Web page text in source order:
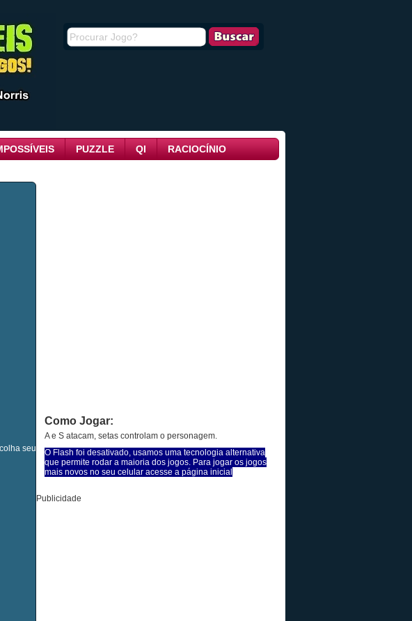
PUZZLE QI RACIOCÍNIO
seu
Como Jogar:
A e S atacam, setas controlam o personagem.
O Flash foi desativado, usamos uma tecnologia alternativa
que permite rodar a maioria dos jogos. Para jogar os jogos
mais novos no seu celular acesse a página inicial
Publicidade